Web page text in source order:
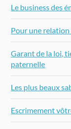
Le business des
Pour une
Garant de la loi,
paternelle
Les plus beaux
Escrimement